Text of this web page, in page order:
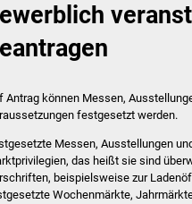
Antrag können Messen,
festgesetzt werden.
Messen, Ausstellungen
das heißt sie sind
beispielsweise zur
Wochenmärkte,